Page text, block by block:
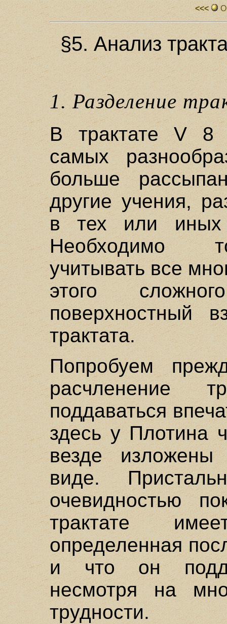
<<<
§5. Анализ
1. Разделение
В трактате V 8
самых
больше
другие учения,
в тех или иных
Необходимо
учитывать все
этого
поверхностный
трактата.
Попробуем
расчленение
поддаваться
здесь у Плотина
везде изложены
виде.
очевидностью
трактате
определенная
и что он
несмотря на
трудности.